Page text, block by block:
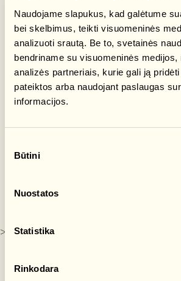
Naudojame slapukus, kad galėtume
bei skelbimus, teikti visuomeninės
analizuoti srautą. Be to, svetainės
bendriname su visuomeninės
analizės partneriais, kurie gali ją
pateiktos arba naudojant paslaugas
informacijos.
pasirinkimas
Būtini
Nuostatos
Statistika
Rinkodara
>